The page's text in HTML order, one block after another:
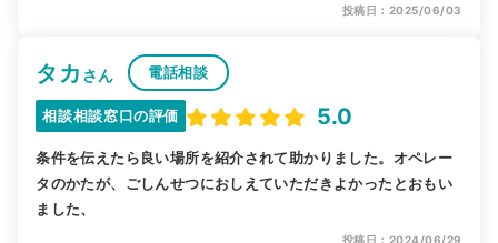
投稿日：2025/06/03
タカ さん 電話相談
相談相談窓口の評価 5.0
条件を伝えたら良い場所を紹介されて助かりました。オペレー
タのかたが、ごしんせつにおしえていただきよかったとおもい
ました、
投稿日：2024/06/29